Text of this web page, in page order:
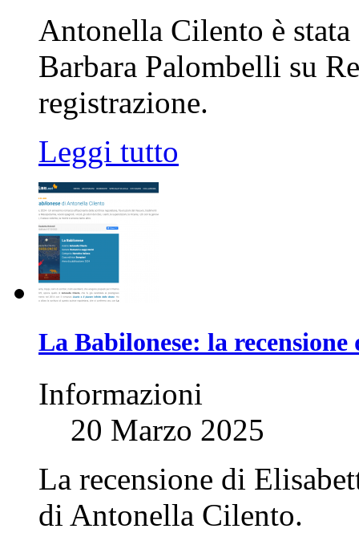
Antonella Cilento è
Barbara Palombelli su
registrazione.
Leggi tutto
La Babilonese: la
Informazioni
20 Marzo 2025
La recensione di
di Antonella Cilento.